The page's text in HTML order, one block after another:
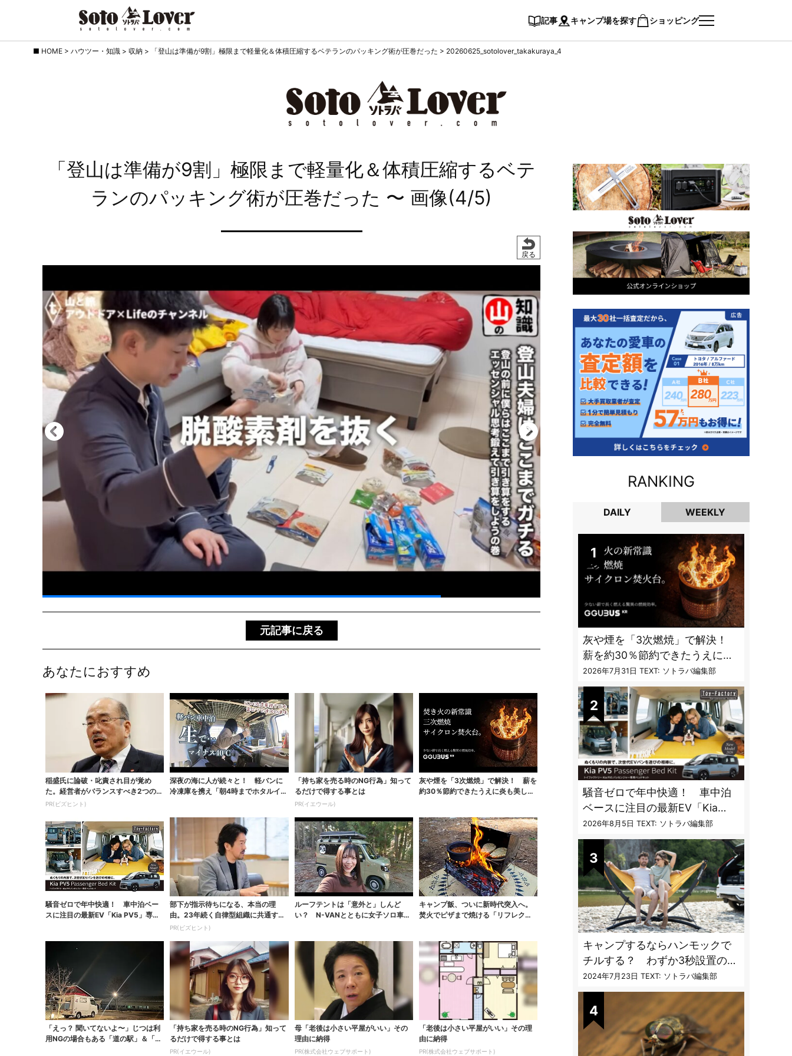
記事 キャンプ場を探す ショッピング
HOME > ハウツー・知識 > 収納 > 「登山は準備が9割」極限まで軽量化＆体積圧縮するベテランのパッキング術が圧巻だった > 20260625_sotolover_takakuraya_4
「登山は準備が9割」極限まで軽量化＆体積圧縮するベテ
ランのパッキング術が圧巻だった 〜 画像(4/5)
戻る
元記事に戻る
あなたにおすすめ
稲盛氏に論破・叱責され目が覚め
た。経営者がバランスすべき2つの背
反
PR(ビズヒント)
深夜の海に人が続々と！ 軽バンに
冷凍庫を携え「朝4時までホタルイカ
「持ち家を売る時のNG行為」知って
るだけで得する事とは
PR(イエウール)
灰や煙を「3次燃焼」で解決！ 薪を
約30％節約できたうえに炎も美しく
騒音ゼロで年中快適！ 車中泊ベー
スに注目の最新EV「Kia PV5」専用
部下が指示待ちになる、本当の理
由。23年続く自律型組織に共通する
「3つの要素」
PR(ビズヒント)
ルーフテントは「意外と」しんど
い？ N-VANとともに女子ソロ車中
キャンプ飯、ついに新時代突入へ。
焚火でピザまで焼ける「リフレクタ
「えっ？ 聞いてないよ〜」じつは利
用NGの場合もある「道の駅」＆「キ
「持ち家を売る時のNG行為」知って
るだけで得する事とは
PR(イエウール)
母「老後は小さい平屋がいい」その
理由に納得
PR(株式会社ウェブサポート)
「老後は小さい平屋がいい」その理
由に納得
PR(株式会社ウェブサポート)
RANKING
DAILY WEEKLY
DAILY
灰や煙を「3次燃焼」で解決！
薪を約30％節約できたうえに炎
も美しくなった焚火台
2026年7月31日 TEXT: ソトラバ編集部
騒音ゼロで年中快適！ 車中泊
ベースに注目の最新EV「Kia
PV5」専用ベッドキット登場
2026年8月5日 TEXT: ソトラバ編集部
キャンプするならハンモックで
チルする？ わずか3秒設置の本
格派ハンモックスタンドが機能
的過ぎる
2024年7月23日 TEXT: ソトラバ編集部